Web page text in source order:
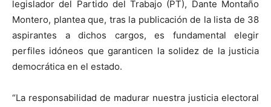
legislador del Partido del Trabajo (PT), Dante Montaño
Montero, plantea que, tras la publicación de la lista de 38
aspirantes a dichos cargos, es fundamental elegir
perfiles idóneos que garanticen la solidez de la justicia
democrática en el estado.
“La responsabilidad de madurar nuestra justicia electoral